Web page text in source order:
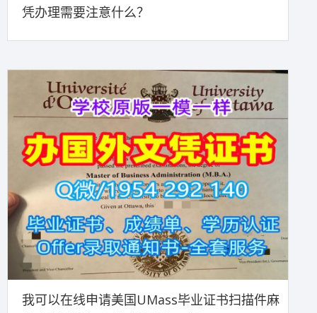
凭办理需要注意什么？
我可以在线申请美国UMass毕业证书扫描件麻